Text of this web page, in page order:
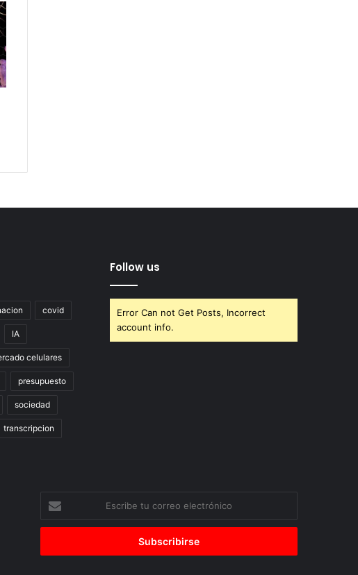
covid
IA
celulares
presupuesto
sociedad
transcripcion
Follow us
Error Can not Get Posts, Incorrect
account info.
correo